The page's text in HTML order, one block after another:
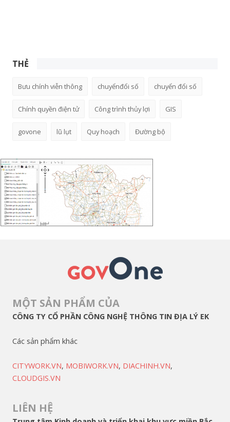
THẺ
Bưu chính viễn thông chuyểnđổi số chuyển đổi số
Chính quyền điện tử Công trình thủy lợi GIS
govone lũ lụt Quy hoạch Đường bộ
MỘT SẢN PHẨM CỦA
CÔNG TY CỔ PHẦN CÔNG NGHỆ THÔNG TIN ĐỊA LÝ EK
Các sản phẩm khác
CITYWORK.VN, MOBIWORK.VN, DIACHINH.VN,
CLOUDGIS.VN
LIÊN HỆ